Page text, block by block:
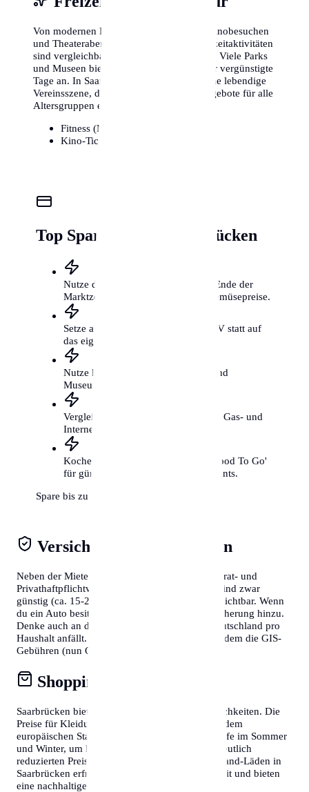
Von modernen Fitnessstudios bis hin zu Kinobesuchen
und Theaterabenden – die Kosten für Freizeitaktivitäten
sind vergleichbar mit anderen Metropolen. Viele Parks
und Museen bieten zudem kostenlose oder vergünstigte
Tage an. In Saarbrücken gibt es zudem eine lebendige
Vereinsszene, die kostengünstige Sportangebote für alle
Altersgruppen ermöglicht.
Fitness (Monat):
Kino-Ticket:
Top Spartipps für Saarbrücken
Nutze die Wochenmärkte kurz vor Ende der
Marktzeit für günstige Obst- und Gemüsepreise.
Setze auf das Fahrrad und den ÖPNV statt auf
das eigene Auto.
Nutze kostenfreie Kulturangebote und
Museumstage.
Vergleiche regelmäßig deine Strom-, Gas- und
Internetverträge.
Koche öfter selbst und nutze 'Too Good To Go'
für günstige Mahlzeiten aus Restaurants.
Spare bis zu 300€ mtl.
Versicherungen & Abgaben
Neben der Miete solltest du Kosten für die Hausrat- und
Privathaftpflichtversicherung einplanen. Diese sind zwar
günstig (ca. 15-20€/Monat), aber absolut unverzichtbar. Wenn
du ein Auto besitzt, kommen Steuern und Versicherung hinzu.
Denke auch an den Rundfunkbeitrag, der in Deutschland pro
Haushalt anfällt. Wer in Österreich lebt, muss zudem die GIS-
Gebühren (nun ORF-Beitrag) berücksichtigen.
Shopping & Konsum
Saarbrücken bietet fantastische Shopping-Möglichkeiten. Die
Preise für Kleidung und Elektronik entsprechen dem
europäischen Standard. Nutze die Schlussverkäufe im Sommer
und Winter, um hochwertige Markenartikel zu deutlich
reduzierten Preisen zu erstehen. Auch Second-Hand-Läden in
Saarbrücken erfreuen sich wachsender Beliebtheit und bieten
eine nachhaltige Alternative zum Neukauf.